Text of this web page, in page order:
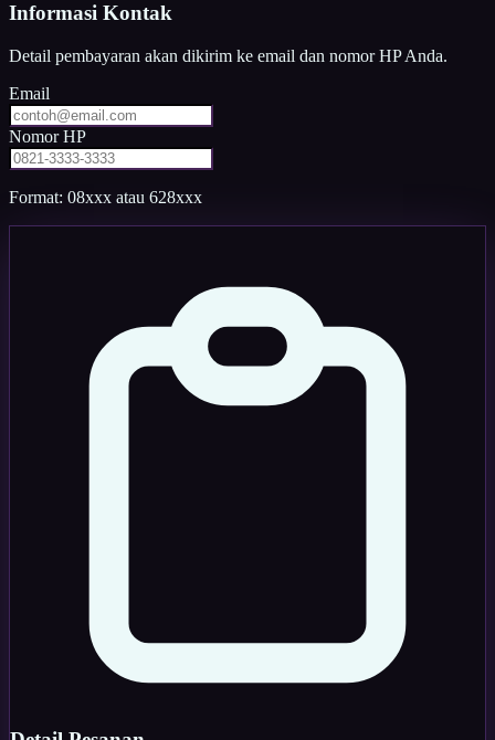
Informasi Kontak
Detail pembayaran akan dikirim ke email dan nomor HP Anda.
Email
Nomor HP
Format: 08xxx atau 628xxx